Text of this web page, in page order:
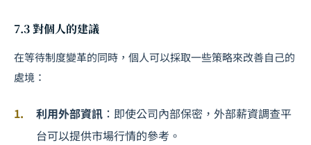
7.3 對個人的建議
在等待制度變革的同時，個人可以採取一些策略來改善自己的
處境：
利用外部資訊 ：即使公司內部保密，外部薪資調查平
台可以提供市場行情的參考。